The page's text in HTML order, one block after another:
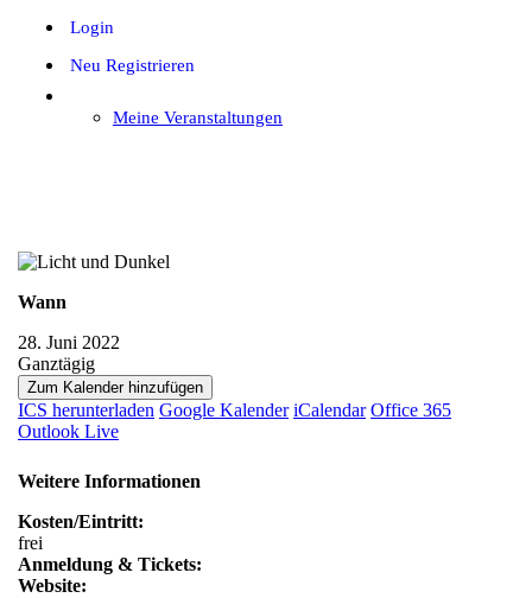
Login
Neu Registrieren
Meine Veranstaltungen
Wann
28. Juni 2022
Ganztägig
Zum Kalender hinzufügen
ICS herunterladen Google Kalender iCalendar Office 365
Outlook Live
Weitere Informationen
Kosten/Eintritt:
frei
Anmeldung & Tickets:
Website: